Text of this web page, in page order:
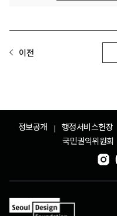
이전
정보공개 행정서비스헌장
국민권익위원회